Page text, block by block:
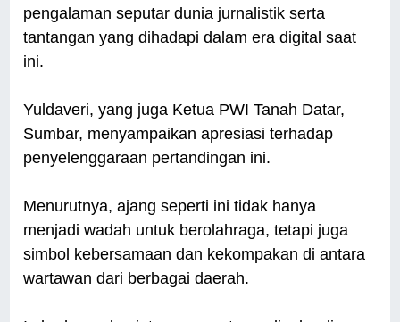
pengalaman seputar dunia jurnalistik serta
tantangan yang dihadapi dalam era digital saat
ini.
Yuldaveri, yang juga Ketua PWI Tanah Datar,
Sumbar, menyampaikan apresiasi terhadap
penyelenggaraan pertandingan ini.
Menurutnya, ajang seperti ini tidak hanya
menjadi wadah untuk berolahraga, tetapi juga
simbol kebersamaan dan kekompakan di antara
wartawan dari berbagai daerah.